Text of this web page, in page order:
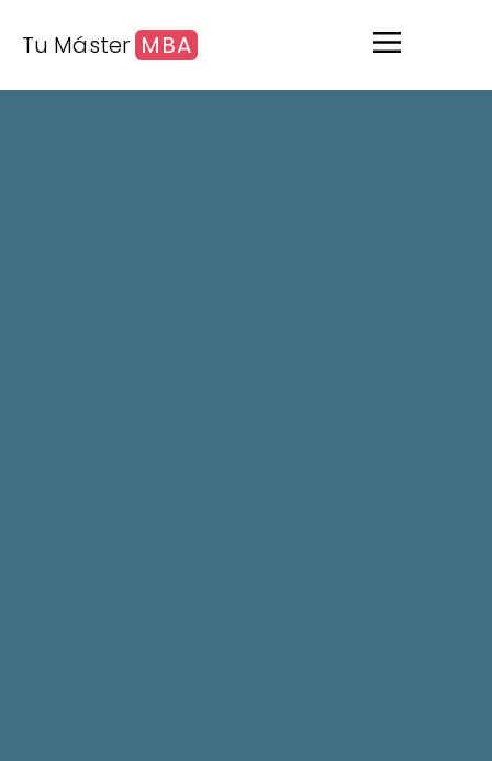
Tu Máster MBA